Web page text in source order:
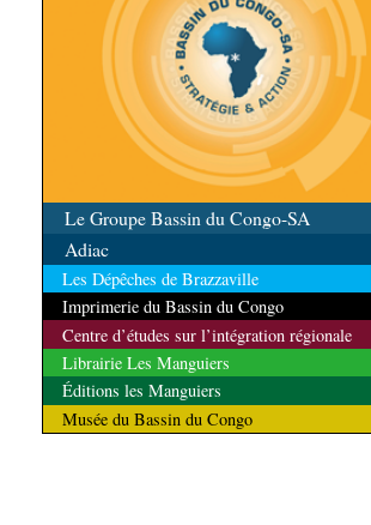
Le Groupe Bassin du Congo-SA
Adiac
Les Dépêches de Brazzaville
Imprimerie du Bassin du Congo
Centre d’études sur l’intégration régionale
Librairie Les Manguiers
Éditions les Manguiers
Musée du Bassin du Congo